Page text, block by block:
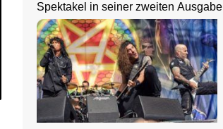
Spektakel in seiner zweiten Ausgabe